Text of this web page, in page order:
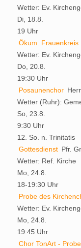
Wetter: Ev.
Di, 18.8.
19 Uhr
Ökum. Frauenkreis
Wetter: Ev.
Do, 20.8.
19:30 Uhr
Posaunenchor
Wetter (Ruhr):
So, 23.8.
9:30 Uhr
12. So. n. Trinitatis
Gottesdienst Pfr.
Wetter: Ref. Kirche
Mo, 24.8.
18-19:30 Uhr
Probe des
Wetter: Ev.
Mo, 24.8.
19:45 Uhr
Chor TonArt - Probe